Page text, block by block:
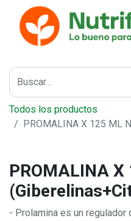
Todos los productos
PROMALINA X 125 ML
PROMALINA X
- Prolamina es un